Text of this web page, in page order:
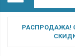
РАСПРОДАЖА!